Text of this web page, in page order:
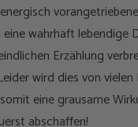
wahrhaft
Erzählung
wird dies von
eine grausame
abschaffen!